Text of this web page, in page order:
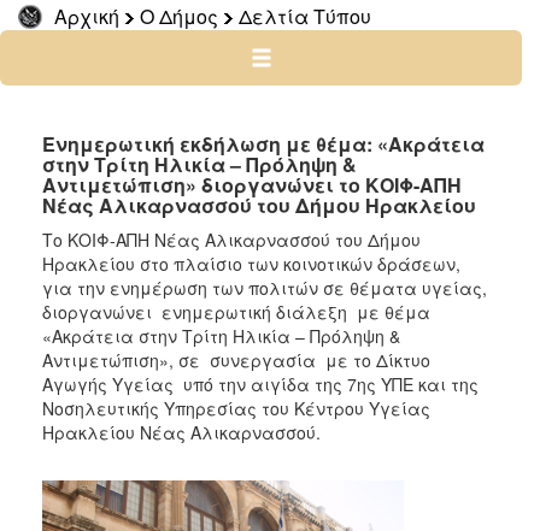
Αρχική Ο Δήμος Δελτία Τύπου
ΠΟΛΙΤΙΣΜΟΣ
ΑΝΘΕΚΤΙΚΗ
ΠΟΛΗ
Ενημερωτική εκδήλωση με θέμα: «Ακράτεια
στην Τρίτη Ηλικία – Πρόληψη &
Αντιμετώπιση» διοργανώνει το ΚΟΙΦ-ΑΠΗ
Νέας Αλικαρνασσού του Δήμου Ηρακλείου
Το ΚΟΙΦ-ΑΠΗ Νέας Αλικαρνασσού του Δήμου
Ηρακλείου στο πλαίσιο των κοινοτικών δράσεων,
για την ενημέρωση των πολιτών σε θέματα υγείας,
διοργανώνει ενημερωτική διάλεξη με θέμα
«Ακράτεια στην Τρίτη Ηλικία – Πρόληψη &
Αντιμετώπιση», σε συνεργασία με το Δίκτυο
Αγωγής Υγείας υπό την αιγίδα της 7ης ΥΠΕ και της
Νοσηλευτικής Υπηρεσίας του Κέντρου Υγείας
Ηρακλείου Νέας Αλικαρνασσού.